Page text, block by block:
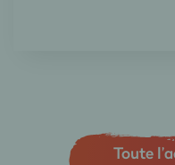
Toute